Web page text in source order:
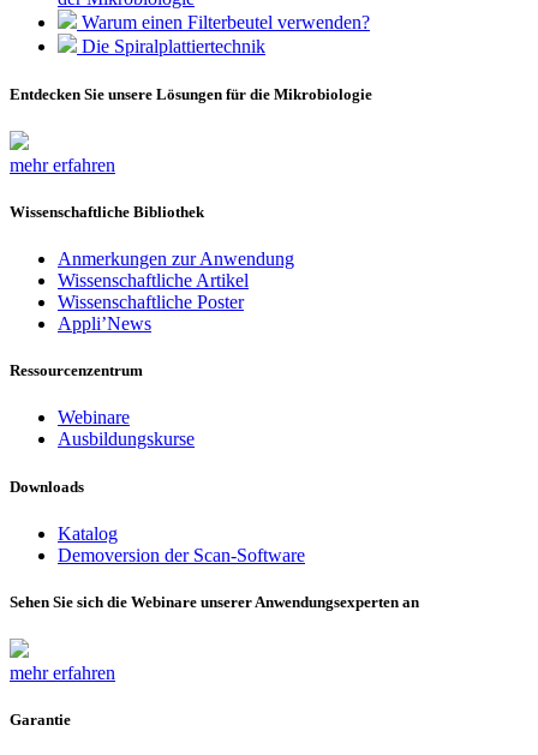
Warum einen Filterbeutel verwenden?
Die Spiralplattier­technik
Entdecken Sie unsere Lösungen für die Mikrobiologie
mehr erfahren
Wissenschaftliche Bibliothek
Anmerkungen zur Anwendung
Wissenschaftliche Artikel
Wissenschaftliche Poster
Appli’News
Ressourcenzentrum
Webinare
Ausbildungskurse
Downloads
Katalog
Demoversion der Scan-Software
Sehen Sie sich die Webinare unserer Anwendungsexperten an
mehr erfahren
Garantie